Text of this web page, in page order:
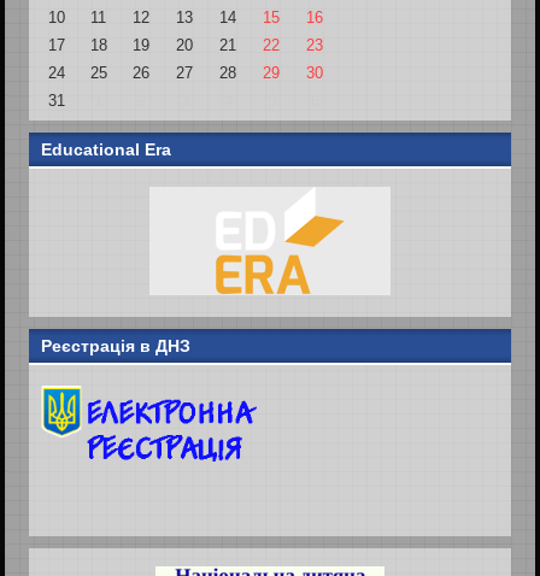
10
11 12 13 14 15
16
17
18 19 20 21 22
23
24
25 26 27 28 29
30
31
Educational Era
Реєстрація в ДНЗ